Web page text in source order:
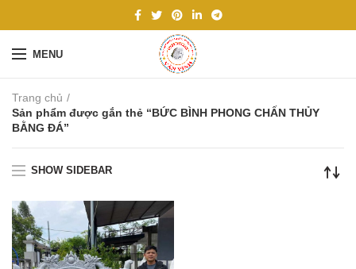
MENU
Trang chủ
Sản phẩm được gắn thẻ “BỨC BÌNH PHONG CHẤN THỦY
BẰNG ĐÁ”
SHOW SIDEBAR